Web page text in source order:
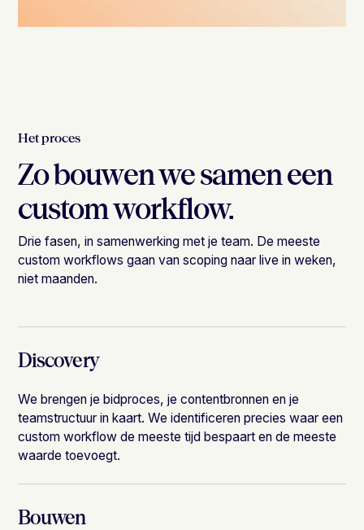
Het proces
Zo bouwen we samen een
custom workflow.
Drie fasen, in samenwerking met je team. De meeste
custom workflows gaan van scoping naar live in weken,
niet maanden.
Discovery
We brengen je bidproces, je contentbronnen en je
teamstructuur in kaart. We identificeren precies waar een
custom workflow de meeste tijd bespaart en de meeste
waarde toevoegt.
Bouwen